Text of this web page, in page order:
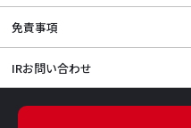
免責事項
IRお問い合わせ